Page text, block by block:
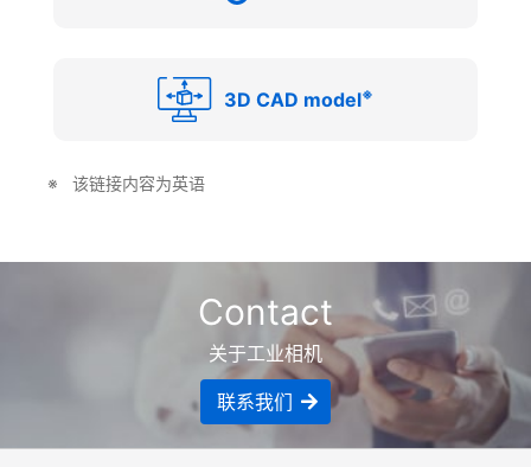
3D CAD model※
该链接内容为英语
Contact
关于工业相机
联系我们